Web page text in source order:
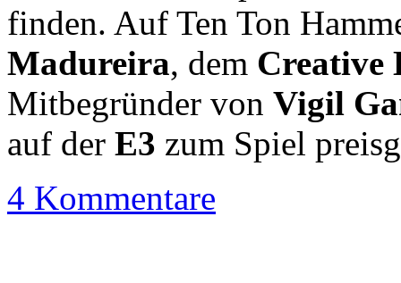
finden. Auf Ten Ton
Madureira, dem Creative
Mitbegründer von Vigil
auf der E3 zum Spiel
4 Kommentare